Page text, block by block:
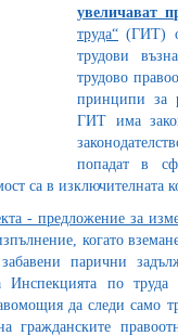
увеличават
труда“ (ГИТ)
трудови
трудово
принципи за
ГИТ има
попадат в
са в изключителната
- предложение за
когато
парични
Инспекцията по
да следи само
гражданските